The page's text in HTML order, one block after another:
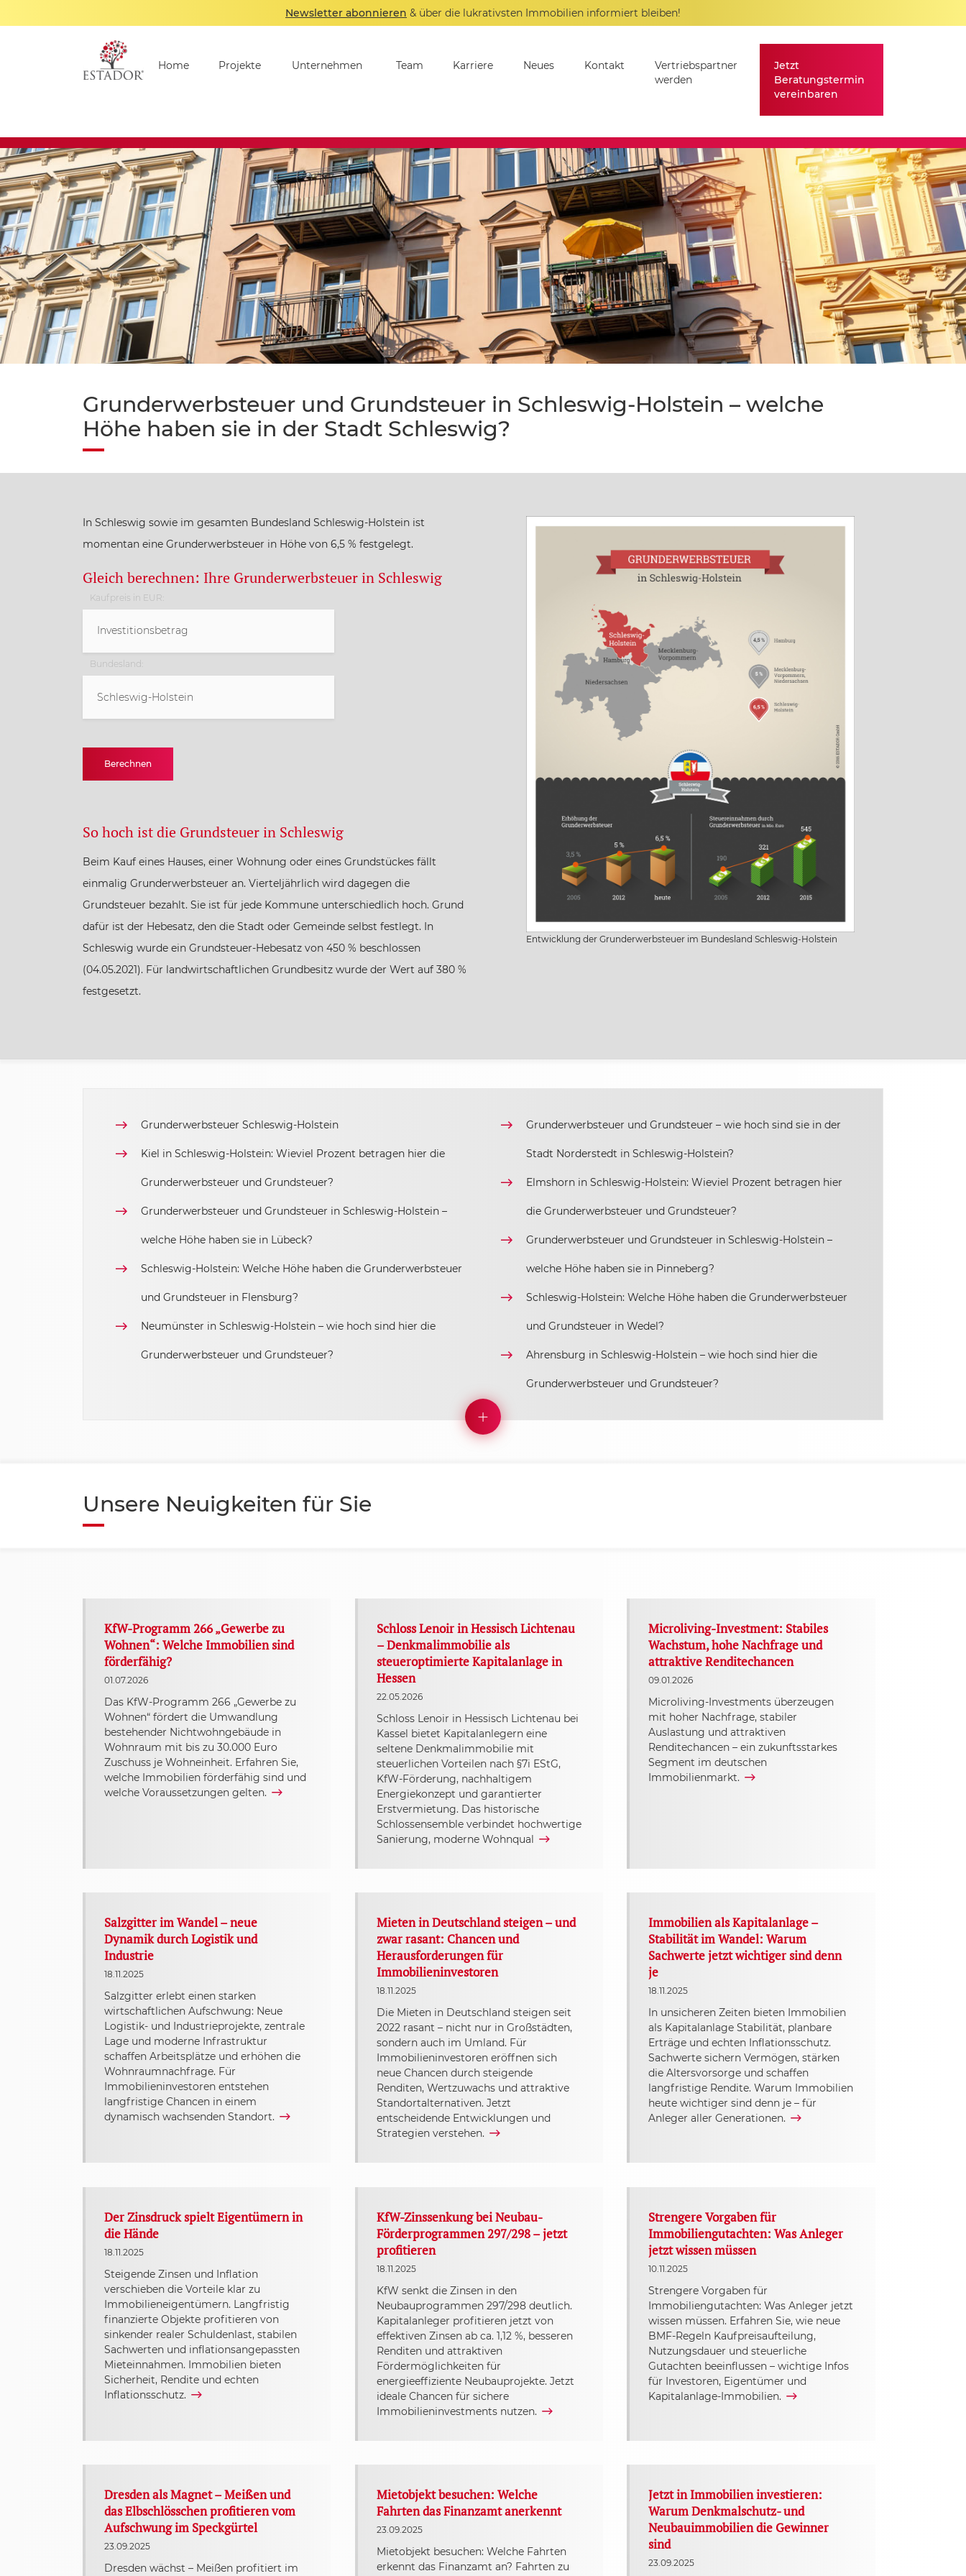
Newsletter abonnieren & über die lukrativsten Immobilien informiert bleiben!
Home Projekte Unternehmen Team Karriere Neues Kontakt
Vertriebspartner
werden
Jetzt
Beratungstermin
vereinbaren
Grunderwerbsteuer und Grundsteuer in Schleswig-Holstein – welche
Höhe haben sie in der Stadt Schleswig?
In Schleswig sowie im gesamten Bundesland Schleswig-Holstein ist
momentan eine Grunderwerbsteuer in Höhe von 6,5 % festgelegt.
Gleich berechnen: Ihre Grunderwerbsteuer in Schleswig
Kaufpreis in EUR:
Bundesland:
Schleswig-Holstein
Bayern
Berlin
Rheinland-Pfalz
Sachsen
Schleswig Holstein
Berechnen
So hoch ist die Grundsteuer in Schleswig
Beim Kauf eines Hauses, einer Wohnung oder eines Grundstückes fällt
einmalig Grunderwerbsteuer an. Vierteljährlich wird dagegen die
Grundsteuer bezahlt. Sie ist für jede Kommune unterschiedlich hoch. Grund
dafür ist der Hebesatz, den die Stadt oder Gemeinde selbst festlegt. In
Schleswig wurde ein Grundsteuer-Hebesatz von 450 % beschlossen
(04.05.2021). Für landwirtschaftlichen Grundbesitz wurde der Wert auf 380 %
festgesetzt.
Entwicklung der Grunderwerbsteuer im Bundesland Schleswig-Holstein
Grunderwerbsteuer Schleswig-Holstein
Kiel in Schleswig-Holstein: Wieviel Prozent betragen hier die
Grunderwerbsteuer und Grundsteuer?
Grunderwerbsteuer und Grundsteuer in Schleswig-Holstein –
welche Höhe haben sie in Lübeck?
Schleswig-Holstein: Welche Höhe haben die Grunderwerbsteuer
und Grundsteuer in Flensburg?
Neumünster in Schleswig-Holstein – wie hoch sind hier die
Grunderwerbsteuer und Grundsteuer?
Grunderwerbsteuer und Grundsteuer – wie hoch sind sie in der
Stadt Norderstedt in Schleswig-Holstein?
Elmshorn in Schleswig-Holstein: Wieviel Prozent betragen hier
die Grunderwerbsteuer und Grundsteuer?
Grunderwerbsteuer und Grundsteuer in Schleswig-Holstein –
welche Höhe haben sie in Pinneberg?
Schleswig-Holstein: Welche Höhe haben die Grunderwerbsteuer
und Grundsteuer in Wedel?
Ahrensburg in Schleswig-Holstein – wie hoch sind hier die
Grunderwerbsteuer und Grundsteuer?
Unsere Neuigkeiten für Sie
KfW-Programm 266 „Gewerbe zu
Wohnen“: Welche Immobilien sind
förderfähig?
01.07.2026
Das KfW-Programm 266 „Gewerbe zu
Wohnen“ fördert die Umwandlung
bestehender Nichtwohngebäude in
Wohnraum mit bis zu 30.000 Euro
Zuschuss je Wohneinheit. Erfahren Sie,
welche Immobilien förderfähig sind und
welche Voraussetzungen gelten.
Schloss Lenoir in Hessisch Lichtenau
– Denkmalimmobilie als
steueroptimierte Kapitalanlage in
Hessen
22.05.2026
Schloss Lenoir in Hessisch Lichtenau bei
Kassel bietet Kapitalanlegern eine
seltene Denkmalimmobilie mit
steuerlichen Vorteilen nach §7i EStG,
KfW-Förderung, nachhaltigem
Energiekonzept und garantierter
Erstvermietung. Das historische
Schlossensemble verbindet hochwertige
Sanierung, moderne Wohnqual
Microliving-Investment: Stabiles
Wachstum, hohe Nachfrage und
attraktive Renditechancen
09.01.2026
Microliving-Investments überzeugen
mit hoher Nachfrage, stabiler
Auslastung und attraktiven
Renditechancen – ein zukunftsstarkes
Segment im deutschen
Immobilienmarkt.
Salzgitter im Wandel – neue
Dynamik durch Logistik und
Industrie
18.11.2025
Salzgitter erlebt einen starken
wirtschaftlichen Aufschwung: Neue
Logistik- und Industrieprojekte, zentrale
Lage und moderne Infrastruktur
schaffen Arbeitsplätze und erhöhen die
Wohnraumnachfrage. Für
Immobilieninvestoren entstehen
langfristige Chancen in einem
dynamisch wachsenden Standort.
Mieten in Deutschland steigen – und
zwar rasant: Chancen und
Herausforderungen für
Immobilieninvestoren
18.11.2025
Die Mieten in Deutschland steigen seit
2022 rasant – nicht nur in Großstädten,
sondern auch im Umland. Für
Immobilieninvestoren eröffnen sich
neue Chancen durch steigende
Renditen, Wertzuwachs und attraktive
Standortalternativen. Jetzt
entscheidende Entwicklungen und
Strategien verstehen.
Immobilien als Kapitalanlage –
Stabilität im Wandel: Warum
Sachwerte jetzt wichtiger sind denn
je
18.11.2025
In unsicheren Zeiten bieten Immobilien
als Kapitalanlage Stabilität, planbare
Erträge und echten Inflationsschutz.
Sachwerte sichern Vermögen, stärken
die Altersvorsorge und schaffen
langfristige Rendite. Warum Immobilien
heute wichtiger sind denn je – für
Anleger aller Generationen.
Der Zinsdruck spielt Eigentümern in
die Hände
18.11.2025
Steigende Zinsen und Inflation
verschieben die Vorteile klar zu
Immobilieneigentümern. Langfristig
finanzierte Objekte profitieren von
sinkender realer Schuldenlast, stabilen
Sachwerten und inflationsangepassten
Mieteinnahmen. Immobilien bieten
Sicherheit, Rendite und echten
Inflationsschutz.
KfW-Zinssenkung bei Neubau-
Förderprogrammen 297/298 – jetzt
profitieren
18.11.2025
KfW senkt die Zinsen in den
Neubauprogrammen 297/298 deutlich.
Kapitalanleger profitieren jetzt von
effektiven Zinsen ab ca. 1,12 %, besseren
Renditen und attraktiven
Fördermöglichkeiten für
energieeffiziente Neubauprojekte. Jetzt
ideale Chancen für sichere
Immobilieninvestments nutzen.
Strengere Vorgaben für
Immobiliengutachten: Was Anleger
jetzt wissen müssen
10.11.2025
Strengere Vorgaben für
Immobiliengutachten: Was Anleger jetzt
wissen müssen. Erfahren Sie, wie neue
BMF-Regeln Kaufpreisaufteilung,
Nutzungsdauer und steuerliche
Gutachten beeinflussen – wichtige Infos
für Investoren, Eigentümer und
Kapitalanlage-Immobilien.
Dresden als Magnet – Meißen und
das Elbschlösschen profitieren vom
Aufschwung im Speckgürtel
23.09.2025
Dresden wächst – Meißen profitiert im
Mietobjekt besuchen: Welche
Fahrten das Finanzamt anerkennt
23.09.2025
Mietobjekt besuchen: Welche Fahrten
erkennt das Finanzamt an? Fahrten zu
Jetzt in Immobilien investieren:
Warum Denkmalschutz- und
Neubauimmobilien die Gewinner
sind
23.09.2025